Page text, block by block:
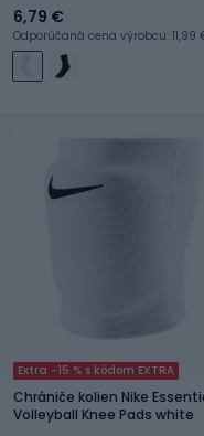
6,79 €
Odporúčaná cena výrobcu: 11,99
Extra -15 % s kódom EXTRA
Chrániče kolien Nike
Volleyball Knee Pads white